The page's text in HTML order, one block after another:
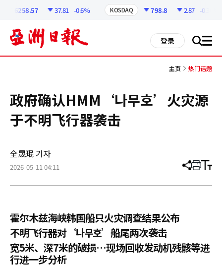
6258.57 37.81 -0.6% KOSDAQ 798.8 2.87 -0.36%
登录 搜 all
主页 热门话题
政府确认HMM‘나무호’火灾源
于不明飞行器袭击
全晟珉 기자
2026-05-11 04:11 分
章
打 调
小
霍尔木兹海峡韩国船只火灾调查结果公布
不明飞行器对‘나무호’船尾两次袭击
宽5米、深7米的破损…现场回收发动机残骸等进
行进一步分析